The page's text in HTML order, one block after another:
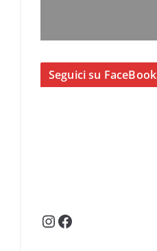
Seguici su FaceBook
InstagramFacebook